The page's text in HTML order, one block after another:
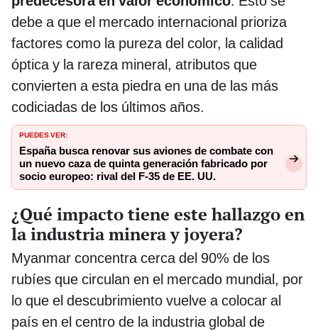
debe a que el mercado internacional prioriza
factores como la pureza del color, la calidad
óptica y la rareza mineral, atributos que
convierten a esta piedra en una de las más
codiciadas de los últimos años.
PUEDES VER:
España busca renovar sus aviones de combate con
un nuevo caza de quinta generación fabricado por
socio europeo: rival del F-35 de EE. UU.
¿Qué impacto tiene este hallazgo en
la industria minera y joyera?
Myanmar concentra cerca del 90% de los
rubíes que circulan en el mercado mundial, por
lo que el descubrimiento vuelve a colocar al
país en el centro de la industria global de